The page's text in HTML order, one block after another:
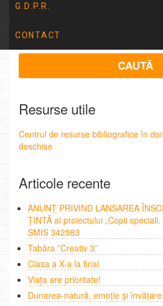
G.D.P.R.
CONTACT
Resurse utile
Centrul de resurse bibliografice în
deschise
Articole recente
ANUNȚ PRIVIND LANSAREA
ȚINTĂ al proiectului „Copii
SMIS 342583
Tabăra ”Creativ 3”
Clasa a X-a la final
Viața are prioritate!
Dunarea-natură, emoție și învățare